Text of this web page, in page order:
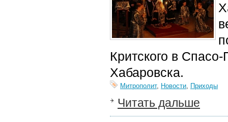
Критского в
Хабаровска.
Митрополит, Новости, Приходы
Читать дальше